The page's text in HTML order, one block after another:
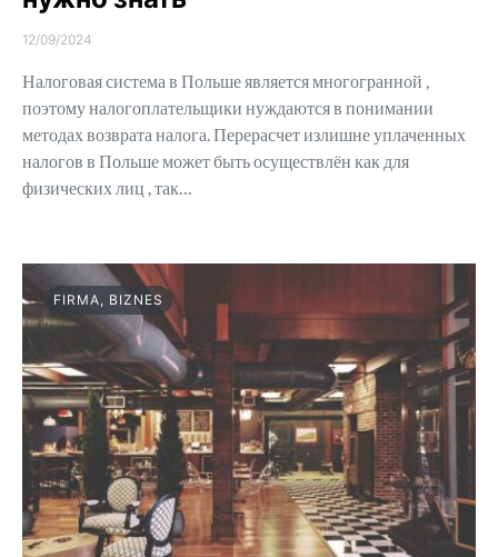
12/09/2024
Налоговая система в Польше является многогранной ,
поэтому налогоплательщики нуждаются в понимании
методах возврата налога. Перерасчет излишне уплаченных
налогов в Польше может быть осуществлён как для
физических лиц , так…
FIRMA, BIZNES